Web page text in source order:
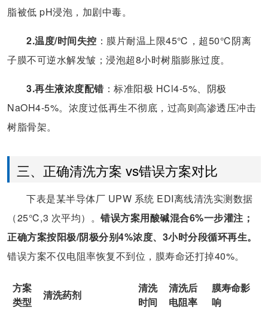
脂被低 pH浸泡，加剧中毒。
2.温度/时间失控 ：膜片耐温上限45℃，超50℃阴离
子膜不可逆水解发皱；浸泡超8小时树脂膨胀过度。
3.再生液浓度配错 ：标准阳极 HCl4-5%、阴极
NaOH4-5%。浓度过低再生不彻底，过高则高渗透压冲击
树脂骨架。
三、正确清洗方案 vs错误方案对比
下表是某半导体厂 UPW 系统 EDI离线清洗实测数据
（25℃,3 次平均）。 错误方案用酸碱混合6%一步灌注；
正确方案按阳极/阴极分别4%浓度、3小时分段循环再生。
错误方案不仅电阻率恢复不到位，膜寿命还打掉40%。
方案
类型
清洗药剂
清洗
时间
清洗后
电阻率
膜寿命影
响